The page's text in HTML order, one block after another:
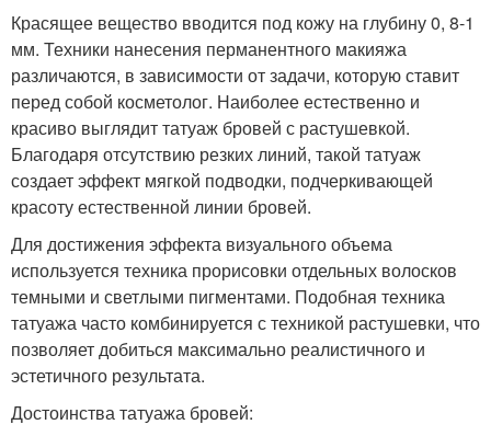
Красящее вещество вводится под кожу на глубину 0, 8-1
мм. Техники нанесения перманентного макияжа
различаются, в зависимости от задачи, которую ставит
перед собой косметолог. Наиболее естественно и
красиво выглядит татуаж бровей с растушевкой.
Благодаря отсутствию резких линий, такой татуаж
создает эффект мягкой подводки, подчеркивающей
красоту естественной линии бровей.
Для достижения эффекта визуального объема
используется техника прорисовки отдельных волосков
темными и светлыми пигментами. Подобная техника
татуажа часто комбинируется с техникой растушевки, что
позволяет добиться максимально реалистичного и
эстетичного результата.
Достоинства татуажа бровей: